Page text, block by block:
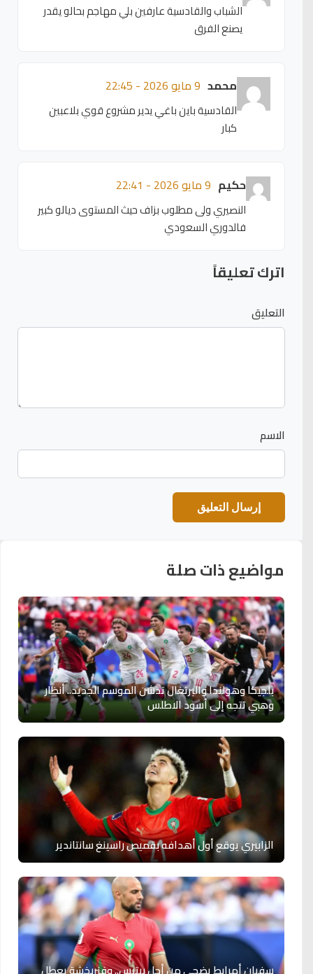
الشباب والقادسية عارفين بلي مهاجم بحالو يقدر
يصنع الفرق
محمد 9 مايو 2026 - 22:45
القادسية باين باغي يدير مشروع قوي بلاعبين
كبار
حكيم 9 مايو 2026 - 22:41
النصيري ولى مطلوب بزاف حيث المستوى ديالو كبير
فالدوري السعودي
اترك تعليقاً
التعليق
الاسم
مواضيع ذات صلة
بلجيكا وهولندا والبرتغال تدشن الموسم الجديد.. أنظار
وهبي تتجه إلى أسود الاطلس
الزابيري يوقع أول أهدافه بقميص راسينغ سانتاندير